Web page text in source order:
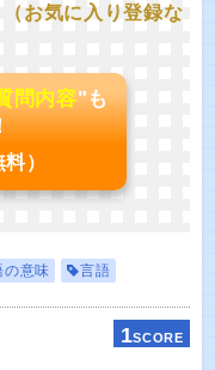
お気に入り登録な
問内容"も
料）
の意味 言語
1SCORE